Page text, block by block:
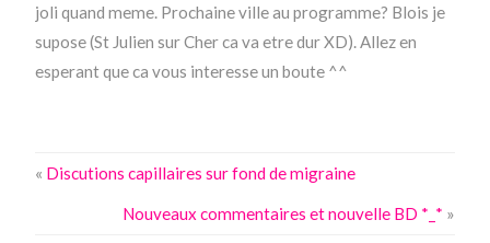
joli quand meme. Prochaine ville au programme? Blois je
supose (St Julien sur Cher ca va etre dur XD). Allez en
esperant que ca vous interesse un boute ^^
« Discutions capillaires sur fond de migraine
Nouveaux commentaires et nouvelle BD *_* »